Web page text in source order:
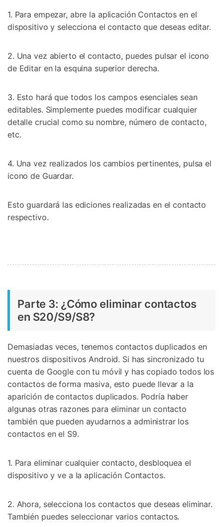
1. Para empezar, abre la aplicación Contactos en el
dispositivo y selecciona el contacto que deseas editar.
2. Una vez abierto el contacto, puedes pulsar el icono
de Editar en la esquina superior derecha.
3. Esto hará que todos los campos esenciales sean
editables. Simplemente puedes modificar cualquier
detalle crucial como su nombre, número de contacto,
etc.
4. Una vez realizados los cambios pertinentes, pulsa el
icono de Guardar.
Esto guardará las ediciones realizadas en el contacto
respectivo.
Parte 3: ¿Cómo eliminar contactos
en S20/S9/S8?
Demasiadas veces, tenemos contactos duplicados en
nuestros dispositivos Android. Si has sincronizado tu
cuenta de Google con tu móvil y has copiado todos los
contactos de forma masiva, esto puede llevar a la
aparición de contactos duplicados. Podría haber
algunas otras razones para eliminar un contacto
también que pueden ayudarnos a administrar los
contactos en el S9.
1. Para eliminar cualquier contacto, desbloquea el
dispositivo y ve a la aplicación Contactos.
2. Ahora, selecciona los contactos que deseas eliminar.
También puedes seleccionar varios contactos.